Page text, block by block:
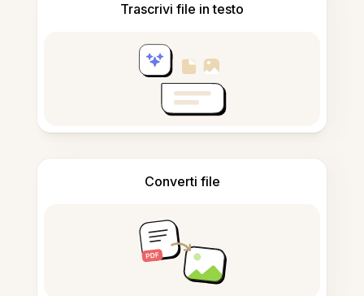
Trascrivi file in testo
Converti file